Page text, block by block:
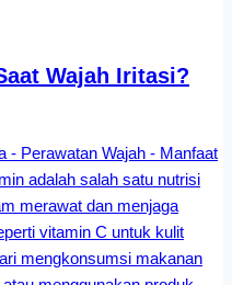
Wajah Iritasi?